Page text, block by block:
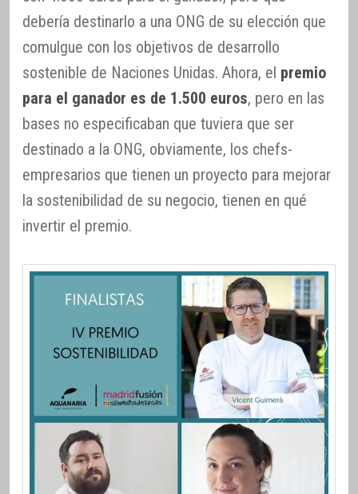
debería destinarlo a una ONG de su elección que
comulgue con los objetivos de desarrollo
sostenible de Naciones Unidas. Ahora, el premio
para el ganador es de 1.500 euros, pero en las
bases no especificaban que tuviera que ser
destinado a la ONG, obviamente, los chefs-
empresarios que tienen un proyecto para mejorar
la sostenibilidad de su negocio, tienen en qué
invertir el premio.